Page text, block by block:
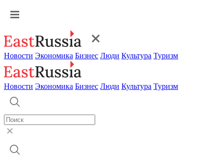
Новости Экономика Бизнес Люди Культура Туризм
Новости Экономика Бизнес Люди Культура Туризм